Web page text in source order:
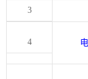
3
4